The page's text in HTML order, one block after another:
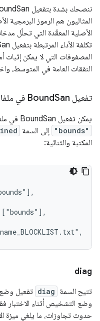
المثاليون هم الرموز البرمجية
الأصلية المعقّدة التي تحلّل
المصفوفات التي لا يمكن
النفقات العامة في المتوسط،
تفعيل Bound San في ملفات المخططات
يمكن تفعيل BoundSan في ملفات المخطط عن طريق إضافة
"bounds" إلى السمة
المكتبة والثنائية:
diag
تتيح السمة diag تفعيل
وضع التشخيص أثناء الاختبار
حدوث تجاوزات، ما يلغي ميزة